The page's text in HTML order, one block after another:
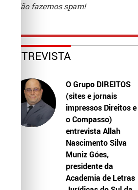
ENTREVISTA
O Grupo DIREITOS
(sites e jornais
impressos Direitos e
o Compasso)
entrevista Allah
Nascimento Silva
Muniz Góes,
presidente da
Academia de Letras